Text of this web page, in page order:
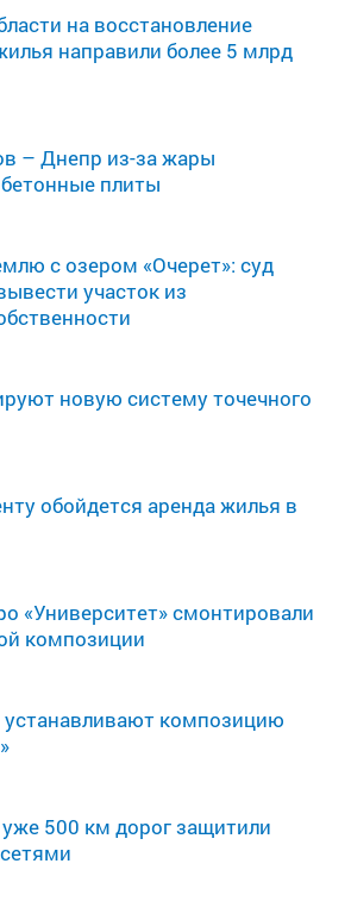
на восстановление
направили более 5 млрд
– Днепр из-за жары
плиты
с озером «Очерет»: суд
участок из
новую систему точечного
обойдется аренда жилья в
«Университет» смонтировали
композиции
композицию
500 км дорог защитили